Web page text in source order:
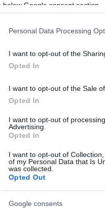
below Google consent section.
Personal Data Processing
I want to opt-out of the
Opted In
I want to opt-out of the Sale
Opted In
I want to opt-out of
Advertising.
Opted In
I want to opt-out of
of my Personal Data that Is
was collected.
Opted Out
Google consents
ခွံမာသီးများအ
သီးများသည် ၎င်းတို့၏ ကြွ
ရှင်များကြားတွင် ရေပန်း
သည်။
၊ ဘရာဇီးနှင့် ကော့စတာ
ာအများစုမှာ ချိုတာရ
းပါတယ်။ သူတို့ရဲ့ ထူးခြာ